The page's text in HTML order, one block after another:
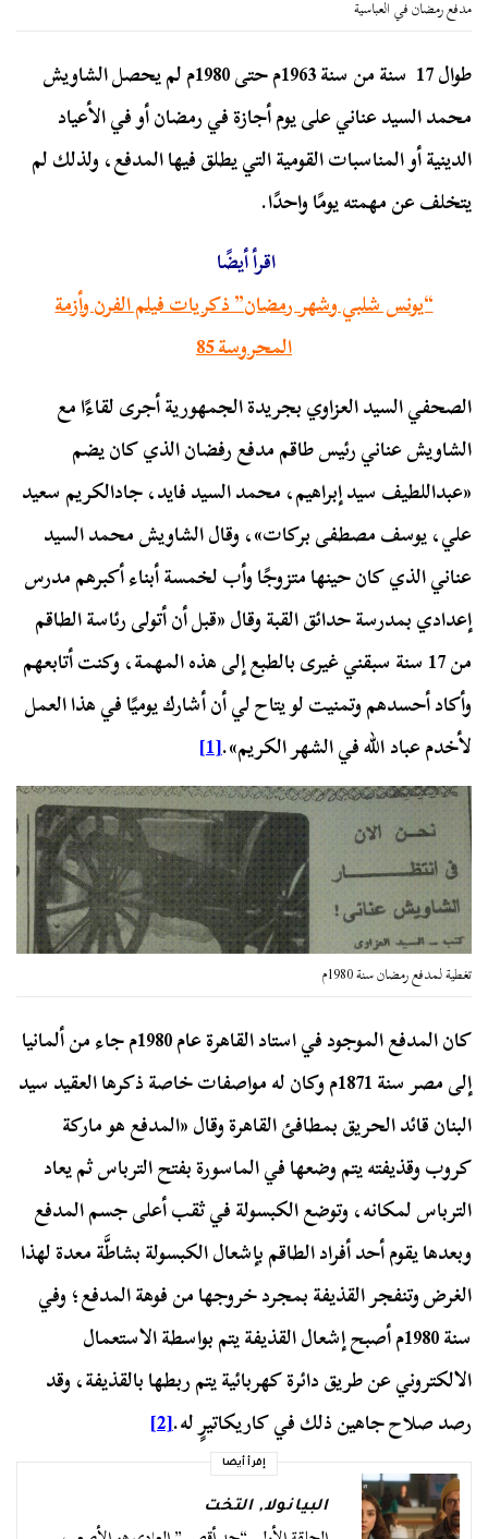
مدفع رمضان في العباسية
طوال 17 سنة من سنة 1963م حتى 1980م لم يحصل الشاويش
محمد السيد عناني على يوم أجازة في رمضان أو في الأعياد
الدينية أو المناسبات القومية التي يطلق فيها المدفع، ولذلك لم
يتخلف عن مهمته يومًا واحدًا.
اقرأ أيضًا
“يونس شلبي وشهر رمضان” ذكريات فيلم الفرن وأزمة
المحروسة 85
الصحفي السيد العزاوي بجريدة الجمهورية أجرى لقاءًا مع
الشاويش عناني رئيس طاقم مدفع رفضان الذي كان يضم
«عبداللطيف سيد إبراهيم، محمد السيد فايد، جادالكريم سعيد
علي، يوسف مصطفی برکات»، وقال الشاويش محمد السيد
عناني الذي كان حينها متزوجًا وأب لخمسة أبناء أكبرهم مدرس
إعدادي بمدرسة حدائق القبة وقال «قبل أن أتولى رئاسة الطاقم
من 17 سنة سبقني غيرى بالطبع إلى هذه المهمة، وكنت أتابعهم
وأكاد أحسدهم وتمنيت لو يتاح لي أن أشارك يوميًا في هذا العمل
لأخدم عباد الله في الشهر الكريم».[1]
تغطية لمدفع رمضان سنة 1980م
كان المدفع الموجود في استاد القاهرة عام 1980م جاء من ألمانيا
إلى مصر سنة 1871م وكان له مواصفات خاصة ذكرها العقيد سيد
البنان قائد الحريق بمطافئ القاهرة وقال «المدفع هو ماركة
كروب وقذيفته يتم وضعها في الماسورة بفتح الترباس ثم يعاد
الترباس لمكانه، وتوضع الكبسولة في ثقب أعلى جسم المدفع
وبعدها يقوم أحد أفراد الطاقم بإشعال الكبسولة بشاطَّة معدة لهذا
الغرض وتنفجر القذيفة بمجرد خروجها من فوهة المدفع؛ وفي
سنة 1980م أصبح إشعال القذيفة يتم بواسطة الاستعمال
الالكتروني عن طريق دائرة كهربائية يتم ربطها بالقذيفة، وقد
رصد صلاح جاهين ذلك في كاريكاتيرٍ له.[2]
إقرأ أيضا
البيانولا,التخت